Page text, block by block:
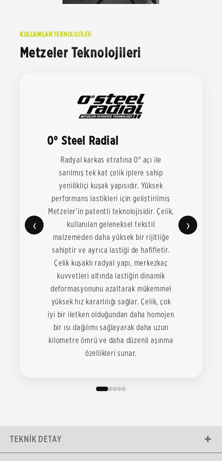
KULLANILAN TEKNOLOJİLER
Metzeler Teknolojileri
‹
0° Steel Radial
Radyal karkas etrafına 0° açı ile
sarılmış tek kat çelik iplere sahip
yenilikliçi kuşak yapısıdır. Yüksek
performans lastikleri için geliştirilmiş
Metzeler’in patentli teknolojisidir. Çelik,
kullanılan geleneksel tekstil
malzemeden daha yüksek bir rijitliğe
sahiptir ve ayrıca lastiği de hafifletir.
Çelik kuşaklı radyal yapı, merkezkaç
kuvvetleri altında lastiğin dinamik
deformasyonunu azaltarak mükemmel
yüksek hız kararlılığı sağlar. Çelik, çok
iyi bir iletken olduğundan daha homojen
bir ısı dağılımı sağlayarak daha uzun
kilometre ömrü ve daha düzenli aşınma
özellikleri sunar.
›
TEKNIK DETAY